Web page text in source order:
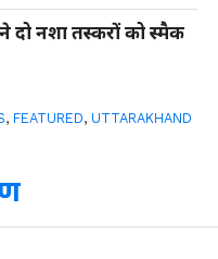
दो नशा तस्करों को स्मैक
, FEATURED, UTTARAKHAND